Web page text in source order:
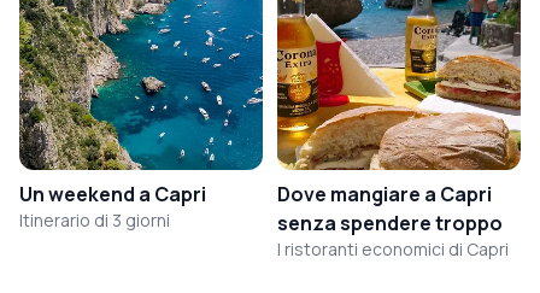
Un weekend a Capri
Itinerario di 3 giorni
Dove mangiare a Capri
senza spendere troppo
I ristoranti economici di Capri